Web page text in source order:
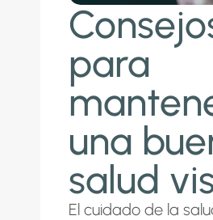
para
una
salud
El cuidado de la